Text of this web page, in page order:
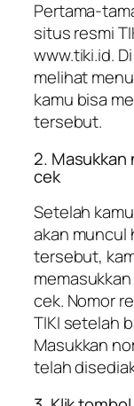
Pertama-
situs resmi
www.tiki.id.
melihat
kamu bisa
tersebut.
2. Masukkan
cek
Setelah
akan muncul
tersebut,
cek. Nomor
TIKI setelah
Masukkan
telah